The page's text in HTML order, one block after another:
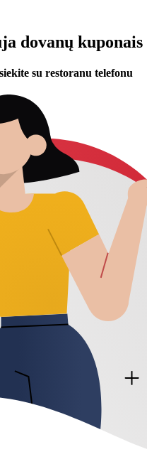
dovanų
su restoranu telefonu